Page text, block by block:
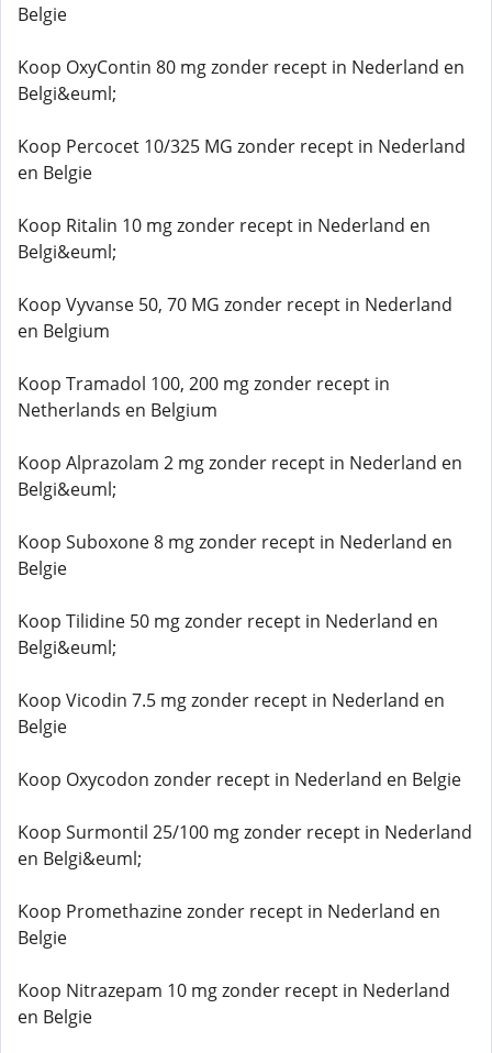
Belgie
Koop OxyContin 80 mg zonder recept in Nederland en
Belgi&euml;
Koop Percocet 10/325 MG zonder recept in Nederland
en Belgie
Koop Ritalin 10 mg zonder recept in Nederland en
Belgi&euml;
Koop Vyvanse 50, 70 MG zonder recept in Nederland
en Belgium
Koop Tramadol 100, 200 mg zonder recept in
Netherlands en Belgium
Koop Alprazolam 2 mg zonder recept in Nederland en
Belgi&euml;
Koop Suboxone 8 mg zonder recept in Nederland en
Belgie
Koop Tilidine 50 mg zonder recept in Nederland en
Belgi&euml;
Koop Vicodin 7.5 mg zonder recept in Nederland en
Belgie
Koop Oxycodon zonder recept in Nederland en Belgie
Koop Surmontil 25/100 mg zonder recept in Nederland
en Belgi&euml;
Koop Promethazine zonder recept in Nederland en
Belgie
Koop Nitrazepam 10 mg zonder recept in Nederland
en Belgie